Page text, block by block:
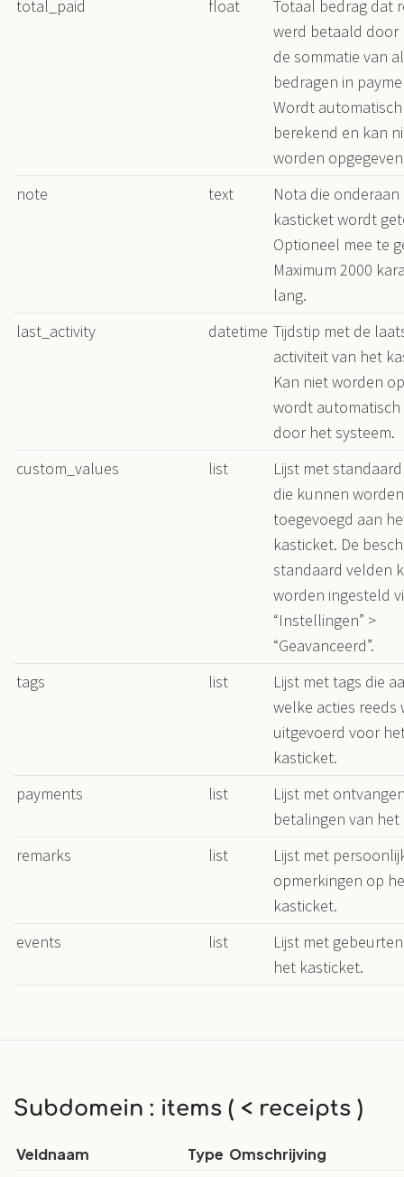
total_paid float
Totaal bedrag dat
werd betaald door
de sommatie van
bedragen in
Wordt automatisch
berekend en kan
worden
note
text
Nota die
kasticket wordt
Optioneel mee te
Maximum 2000
lang.
last_activity
datetime Tijdstip met de
activiteit van het
Kan niet worden
wordt
door het systeem.
custom_values
list
Lijst met
die kunnen worden
toegevoegd aan
kasticket. De
standaard velden
worden ingesteld
“Instellingen” >
“Geavanceerd”.
tags
list
Lijst met tags die
welke acties reeds
uitgevoerd voor
kasticket.
payments
list
Lijst met
betalingen van
remarks
list
Lijst met
opmerkingen op
kasticket.
events
list
Lijst met
het kasticket.
Subdomein : items ( < receipts )
Veldnaam Type Omschrijving